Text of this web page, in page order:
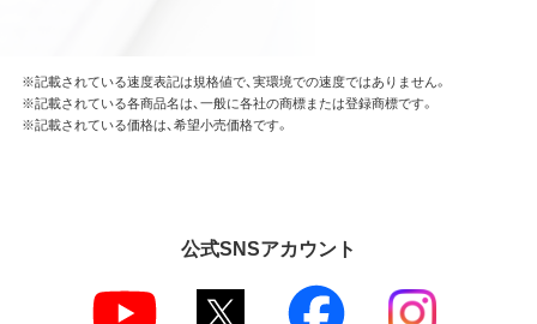
※記載されている速度表記は規格値で、実環境での速度ではありません。
※記載されている各商品名は、一般に各社の商標または登録商標です。
※記載されている価格は、希望小売価格です。
公式SNSアカウント